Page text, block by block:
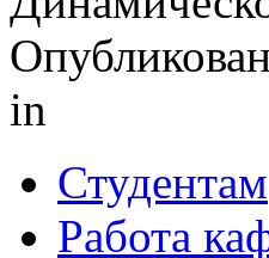
in
Студентам
Работа